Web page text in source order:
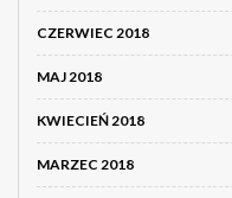
CZERWIEC 2018
MAJ 2018
KWIECIEŃ 2018
MARZEC 2018